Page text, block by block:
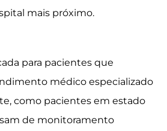
mais próximo.
para pacientes que
médico especializado
como pacientes em estado
de monitoramento